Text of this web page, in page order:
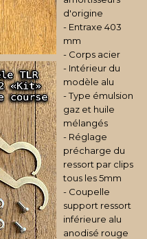
d'origine
- Entraxe 403
mm
- Corps acier
- Intérieur du
modèle alu
- Type émulsion
gaz et huile
mélangés
- Réglage
précharge du
ressort par clips
tous les 5mm
- Coupelle
support ressort
inférieure alu
anodisé rouge